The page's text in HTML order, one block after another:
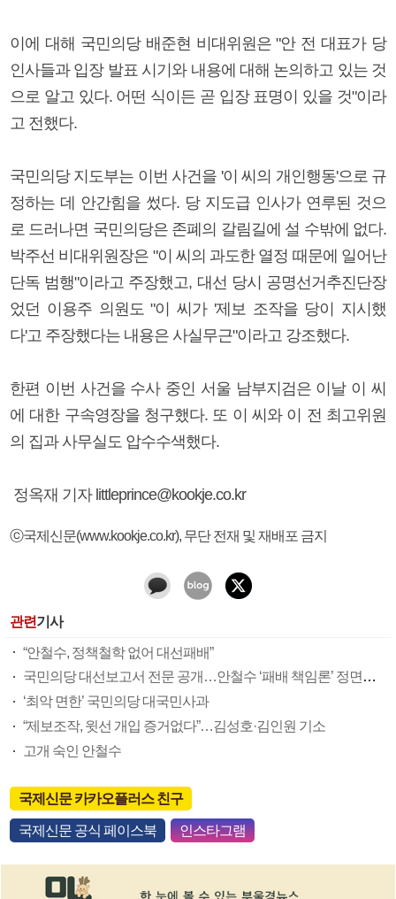
이에 대해 국민의당 배준현 비대위원은 "안 전 대표가 당
인사들과 입장 발표 시기와 내용에 대해 논의하고 있는 것
으로 알고 있다. 어떤 식이든 곧 입장 표명이 있을 것"이라
고 전했다.
국민의당 지도부는 이번 사건을 '이 씨의 개인행동'으로 규
정하는 데 안간힘을 썼다. 당 지도급 인사가 연루된 것으
로 드러나면 국민의당은 존폐의 갈림길에 설 수밖에 없다.
박주선 비대위원장은 "이 씨의 과도한 열정 때문에 일어난
단독 범행"이라고 주장했고, 대선 당시 공명선거추진단장
었던 이용주 의원도 "이 씨가 '제보 조작을 당이 지시했
다'고 주장했다는 내용은 사실무근"이라고 강조했다.
한편 이번 사건을 수사 중인 서울 남부지검은 이날 이 씨
에 대한 구속영장을 청구했다. 또 이 씨와 이 전 최고위원
의 집과 사무실도 압수수색했다.
정옥재 기자 littleprince@kookje.co.kr
ⓒ국제신문(www.kookje.co.kr), 무단 전재 및 재배포 금지
관련기사
“안철수, 정책철학 없어 대선패배”
국민의당 대선보고서 전문 공개…안철수 ‘패배 책임론’ 정면돌파
‘최악 면한’ 국민의당 대국민사과
“제보조작, 윗선 개입 증거없다”…김성호·김인원 기소
고개 숙인 안철수
국제신문 카카오플러스 친구
국제신문 공식 페이스북 인스타그램